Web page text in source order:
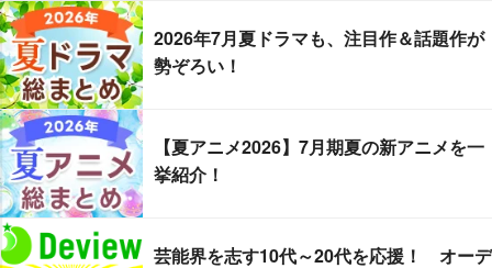
2026年7月夏ドラマも、注目作＆話題作が
勢ぞろい！
【夏アニメ2026】7月期夏の新アニメを一
挙紹介！
芸能界を志す10代～20代を応援！ オーデ